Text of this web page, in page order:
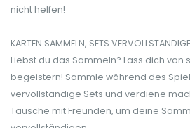
nicht helfen!
KARTEN SAMMELN, SETS
Liebst du das Sammeln? Lass dich von
begeistern! Sammle während des
vervollständige Sets und verdiene
Tausche mit Freunden, um deine